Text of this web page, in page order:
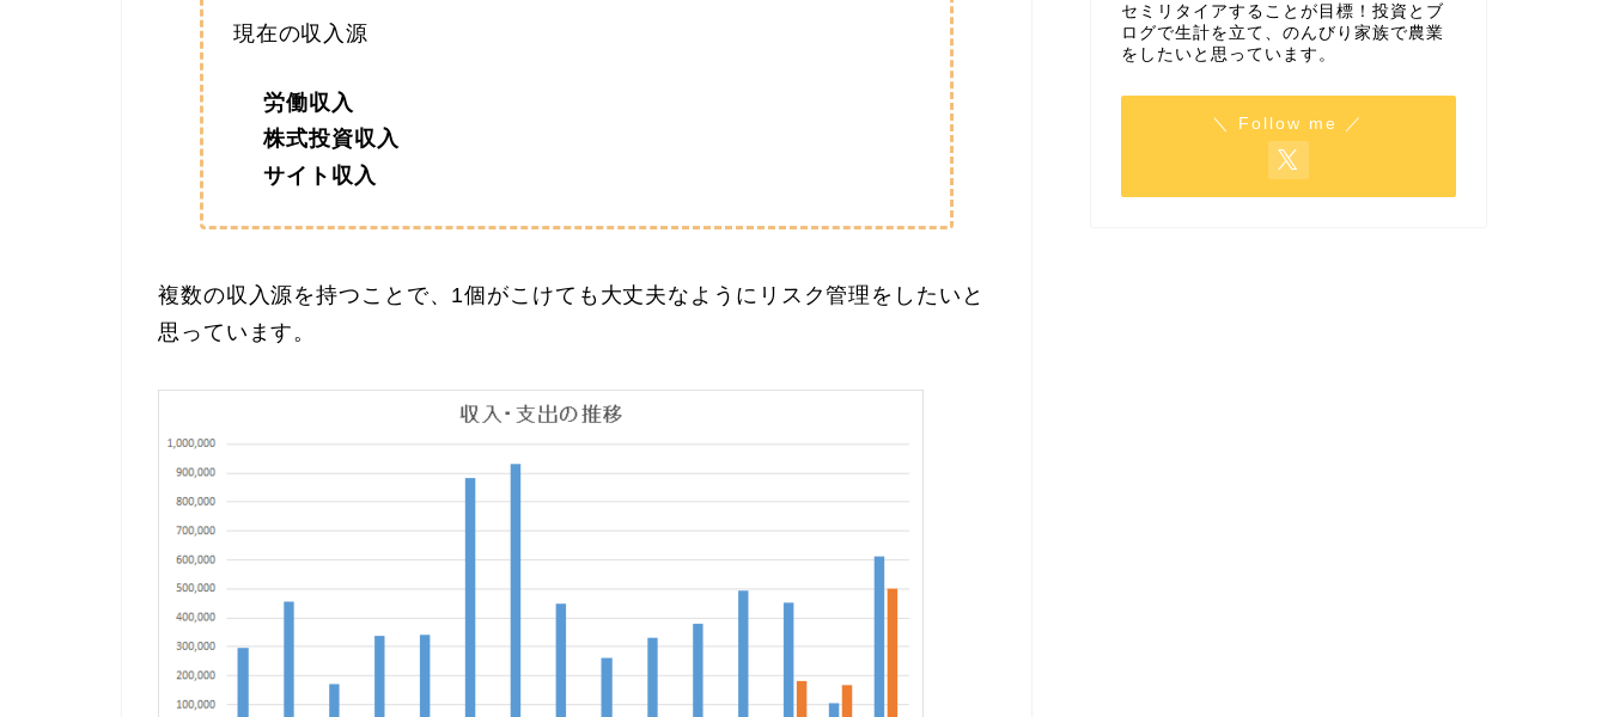
現在の収入源
労働収入
株式投資収入
サイト収入
複数の収入源を持つことで、1個がこけても大丈夫なようにリスク管理をしたいと
思っています。
セミリタイアすることが目標！投資とブ
ログで生計を立て、のんびり家族で農業
をしたいと思っています。
＼ Follow me ／